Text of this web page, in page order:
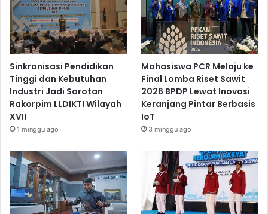
Sinkronisasi Pendidikan
Tinggi dan Kebutuhan
Industri Jadi Sorotan
Rakorpim LLDIKTI Wilayah
XVII
1 minggu ago
Mahasiswa PCR Melaju ke
Final Lomba Riset Sawit
2026 BPDP Lewat Inovasi
Keranjang Pintar Berbasis
IoT
3 minggu ago